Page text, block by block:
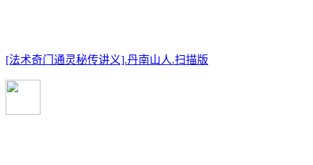
[法术奇门通灵秘传讲义].丹南山人.扫描版